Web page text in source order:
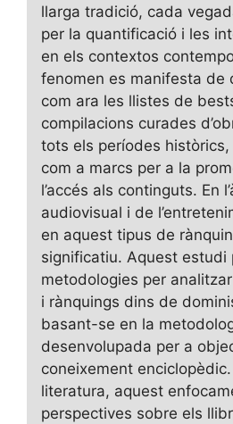
llarga tradició, cada
per la quantificació i les
en els contextos
fenomen es manifesta de
com ara les llistes de
compilacions curades
tots els períodes
com a marcs per a la
l’accés als continguts. En
audiovisual i de
en aquest tipus de
significatiu. Aquest estudi
metodologies per
i rànquings dins de
basant-se en la
desenvolupada per a
coneixement
literatura, aquest
perspectives sobre els